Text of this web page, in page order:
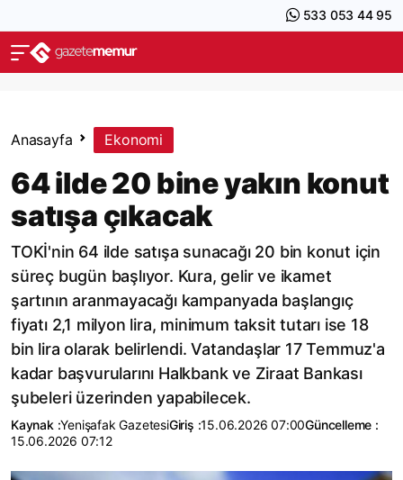
533 053 44 95
Anasayfa Ekonomi
64 ilde 20 bine yakın konut
satışa çıkacak
TOKİ'nin 64 ilde satışa sunacağı 20 bin konut için
süreç bugün başlıyor. Kura, gelir ve ikamet
şartının aranmayacağı kampanyada başlangıç
fiyatı 2,1 milyon lira, minimum taksit tutarı ise 18
bin lira olarak belirlendi. Vatandaşlar 17 Temmuz'a
kadar başvurularını Halkbank ve Ziraat Bankası
şubeleri üzerinden yapabilecek.
Kaynak :Yenişafak GazetesiGiriş :15.06.2026 07:00Güncelleme :
15.06.2026 07:12